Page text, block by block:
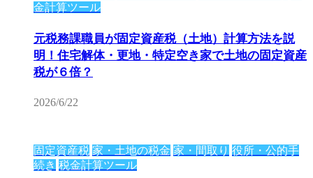
金計算ツール
元税務課職員が固定資産税（土地）計算方法を説
明！住宅解体・更地・特定空き家で土地の固定資産
税が６倍？
2026/6/22
固定資産税 家・土地の税金 家・間取り 役所・公的手
続き 税金計算ツール